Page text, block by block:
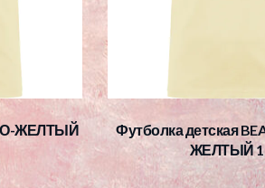
ЖЕЛТЫЙ
Футболка детская
ЖЕЛТЫЙ